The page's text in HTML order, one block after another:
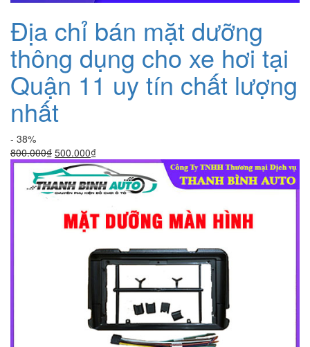
Địa chỉ bán mặt dưỡng
thông dụng cho xe hơi tại
Quận 11 uy tín chất lượng
nhất
- 38%
800.000₫ Giá
gốc
là:
800.000₫.
500.000₫Giá
hiện
tại
là:
500.000₫.